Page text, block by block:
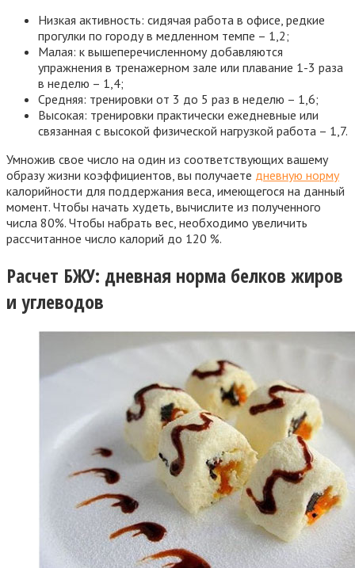
Низкая активность: сидячая работа в офисе, редкие
прогулки по городу в медленном темпе – 1,2;
Малая: к вышеперечисленному добавляются
упражнения в тренажерном зале или плавание 1-3 раза
в неделю – 1,4;
Средняя: тренировки от 3 до 5 раз в неделю – 1,6;
Высокая: тренировки практически ежедневные или
связанная с высокой физической нагрузкой работа – 1,7.
Умножив свое число на один из соответствующих вашему
образу жизни коэффициентов, вы получаете дневную норму
калорийности для поддержания веса, имеющегося на данный
момент. Чтобы начать худеть, вычислите из полученного
числа 80%. Чтобы набрать вес, необходимо увеличить
рассчитанное число калорий до 120 %.
Расчет БЖУ: дневная норма белков жиров
и углеводов